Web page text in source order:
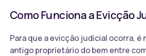
Como Funciona a Evicção
Para que a evicção judicial ocorra, é
antigo proprietário do bem entre